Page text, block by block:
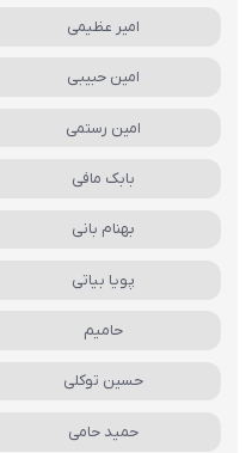
امیر عظیمی
امین حبیبی
امین رستمی
بابک مافی
بهنام بانی
پویا بیاتی
حامیم
حسین توکلی
حمید حامی